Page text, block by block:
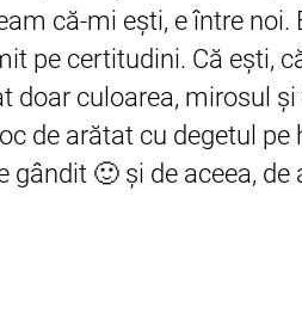
că-mi eşti, e între noi.
pe certitudini. Că eşti,
doar culoarea, mirosul
de arătat cu degetul
🙂 şi de aceea, de